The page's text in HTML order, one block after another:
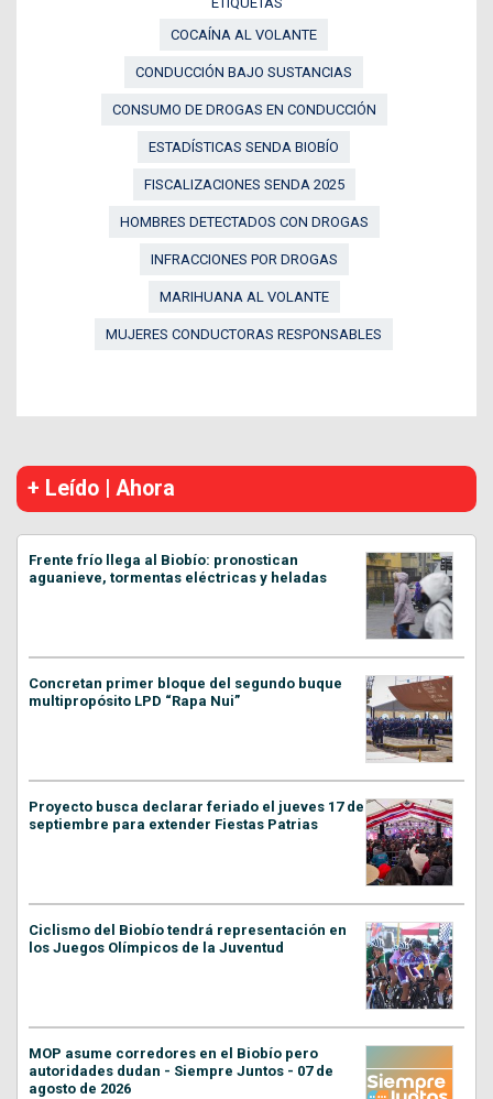
COCAÍNA AL VOLANTE
CONDUCCIÓN BAJO SUSTANCIAS
CONSUMO DE DROGAS EN CONDUCCIÓN
ESTADÍSTICAS SENDA BIOBÍO
FISCALIZACIONES SENDA 2025
HOMBRES DETECTADOS CON DROGAS
INFRACCIONES POR DROGAS
MARIHUANA AL VOLANTE
MUJERES CONDUCTORAS RESPONSABLES
+ Leído | Ahora
Frente frío llega al Biobío: pronostican
aguanieve, tormentas eléctricas y heladas
Concretan primer bloque del segundo buque
multipropósito LPD “Rapa Nui”
Proyecto busca declarar feriado el jueves 17 de
septiembre para extender Fiestas Patrias
Ciclismo del Biobío tendrá representación en
los Juegos Olímpicos de la Juventud
MOP asume corredores en el Biobío pero
autoridades dudan - Siempre Juntos - 07 de
agosto de 2026